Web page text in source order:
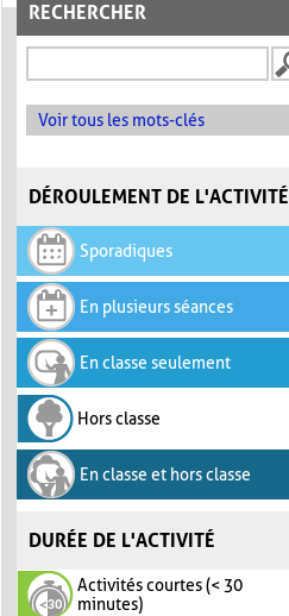
RECHERCHER
Voir tous les mots-clés
DÉROULEMENT DE L'ACTIVITÉ
Sporadiques
En plusieurs séances
En classe seulement
Hors classe
En classe et hors classe
DURÉE DE L'ACTIVITÉ
Activités courtes (< 30
minutes)